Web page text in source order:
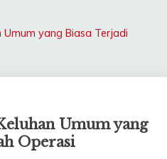
Umum yang Biasa Terjadi
Umum yang
Operasi